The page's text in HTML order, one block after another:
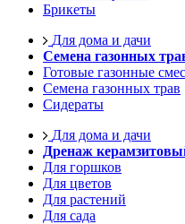
Брикеты
Для дома и дачи
Семена газонных
Готовые газонные
Семена газонных трав
Сидераты
Для дома и дачи
Дренаж
Для горшков
Для цветов
Для растений
Для сада